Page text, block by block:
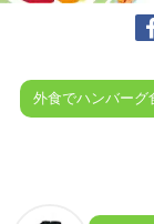
外食でハンバーグ